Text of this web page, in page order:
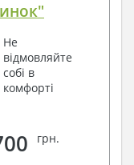
Не
відмовляйте
собі в
комфорті
грн.